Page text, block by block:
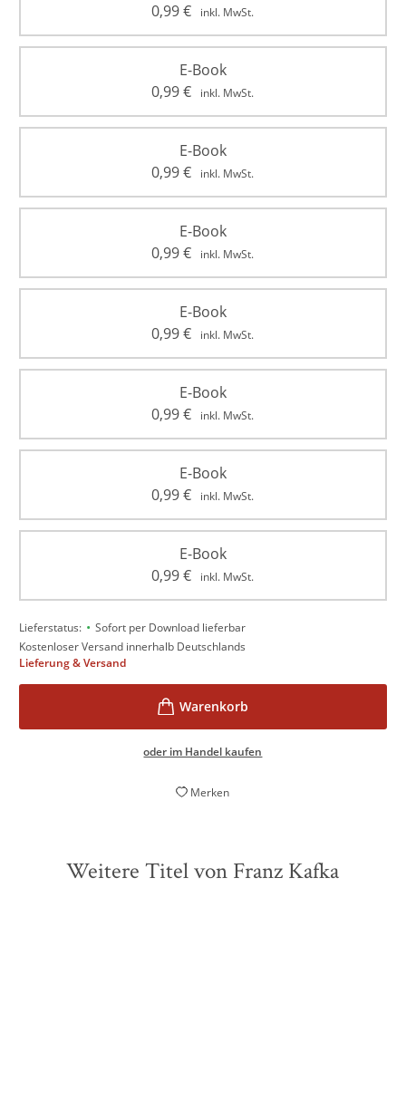
0,99€ inkl. MwSt.
E-Book
0,99€ inkl. MwSt.
E-Book
0,99€ inkl. MwSt.
E-Book
0,99€ inkl. MwSt.
E-Book
0,99€ inkl. MwSt.
E-Book
0,99€ inkl. MwSt.
E-Book
0,99€ inkl. MwSt.
E-Book
0,99€ inkl. MwSt.
Lieferstatus: • Sofort per Download lieferbar
Kostenloser Versand innerhalb Deutschlands
Lieferung & Versand
oder im Handel kaufen
Merken
Weitere Titel von Franz Kafka